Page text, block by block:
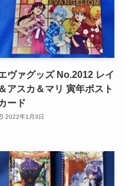
ヴァグッズ No.2012 レイ
＆アスカ＆マリ 寅年ポスト
ード
2022年1月3日